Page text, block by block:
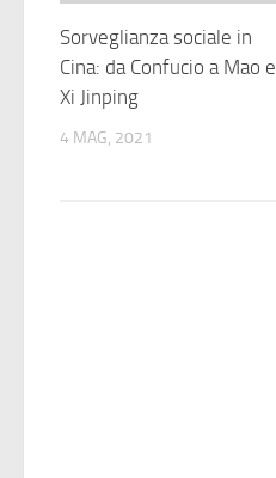
Sorveglianza sociale in
Cina: da Confucio a Mao e
Xi Jinping
4 MAG, 2021